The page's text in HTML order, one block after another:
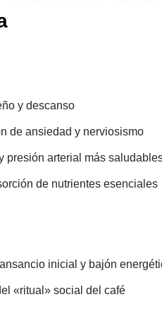
y descanso
de ansiedad y nerviosismo
presión arterial más
de nutrientes esenciales
inicial y bajón
«ritual» social del café